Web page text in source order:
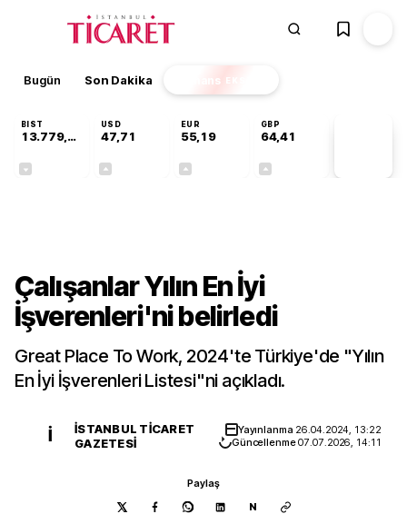
Bugün Son Dakika Finans EKSTRA
BIST
13.779,39
USD
47,71
EUR
55,19
GBP
64,41
Çalışanlar Yılın En İyi
İşverenleri'ni belirledi
Great Place To Work, 2024'te Türkiye'de "Yılın
En İyi İşverenleri Listesi"ni açıkladı.
İ
İSTANBUL TICARET
GAZETESI
Yayınlanma 26.04.2024, 13:22
Güncellenme07.07.2026, 14:11
Paylaş
N